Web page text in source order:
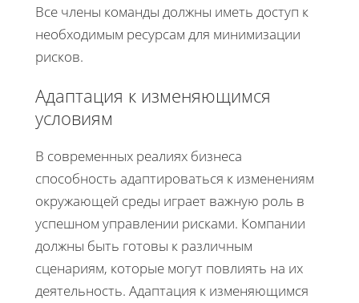
Все члены команды должны иметь доступ к
необходимым ресурсам для минимизации
рисков.
Адаптация к изменяющимся
условиям
В современных реалиях бизнеса
способность адаптироваться к изменениям
окружающей среды играет важную роль в
успешном управлении рисками. Компании
должны быть готовы к различным
сценариям, которые могут повлиять на их
деятельность. Адаптация к изменяющимся